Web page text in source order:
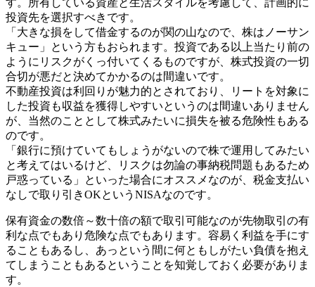
投資先を選択すべきです。
「大きな損をして借金するのが関の山なので、株はノーサン
キュー」という方もおられます。投資である以上当たり前の
ようにリスクがくっ付いてくるものですが、株式投資の一切
合切が悪だと決めてかかるのは間違いです。
不動産投資は利回りが魅力的とされており、リートを対象に
した投資も収益を獲得しやすいというのは間違いありません
が、当然のこととして株式みたいに損失を被る危険性もある
のです。
「銀行に預けていてもしょうがないので株で運用してみたい
と考えてはいるけど、リスクは勿論の事納税問題もあるため
戸惑っている」といった場合にオススメなのが、税金支払い
なしで取り引きOKというNISAなのです。
保有資金の数倍～数十倍の額で取引可能なのが先物取引の有
利な点でもあり危険な点でもあります。容易く利益を手にす
ることもあるし、あっという間に何ともしがたい負債を抱え
てしまうこともあるということを知覚しておく必要がありま
す。